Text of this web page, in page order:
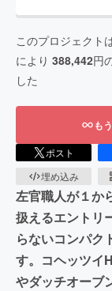
このプロジェクトは
により 388,442円
した
も
ポスト
埋め込み
左官職人が１か
扱えるエントリ
らないコンパク
す。コヘッツイ
やダッチオーブ